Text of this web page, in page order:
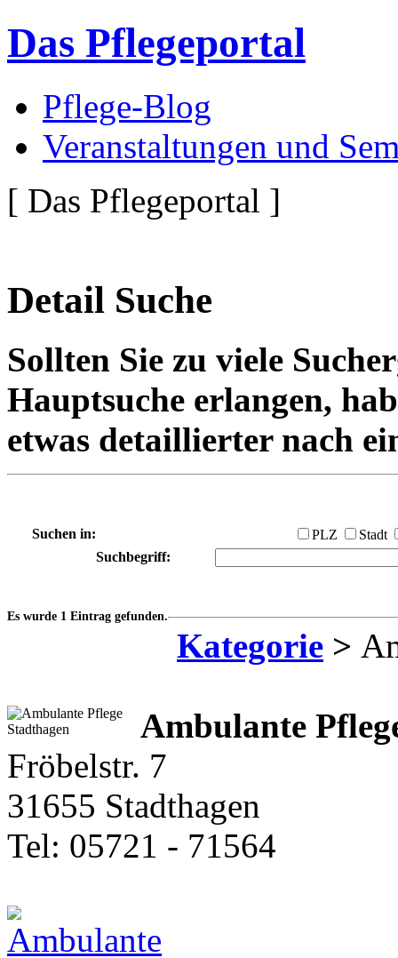
Das Pflegeportal
Pflege-Blog
Veranstaltungen und
[ Das Pflegeportal ]
Detail Suche
Sollten Sie zu viele
Hauptsuche erlangen,
etwas detaillierter nach
Suchen in: PLZ
Stadt
Suchbegriff:
Es wurde 1 Eintrag gefunden.
Kategorie >
Ambulante
Fröbelstr. 7
31655 Stadthagen
Tel: 05721 - 71564